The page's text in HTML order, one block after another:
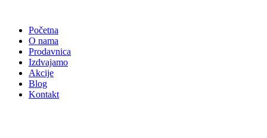
sadržajPočetna
O nama
Prodavnica
Izdvajamo
Akcije
Blog
Kontakt